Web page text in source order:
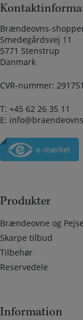
Brændeovns-
Smedegårdsvej 11
5771 Stenstrup
Danmark
CVR-nummer:
T: +45 62 26 35 11
E:
Produkter
Brændeovne og
Skarpe tilbud
Tilbehør
Reservedele
Information